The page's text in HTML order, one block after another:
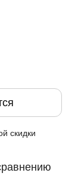
скидки